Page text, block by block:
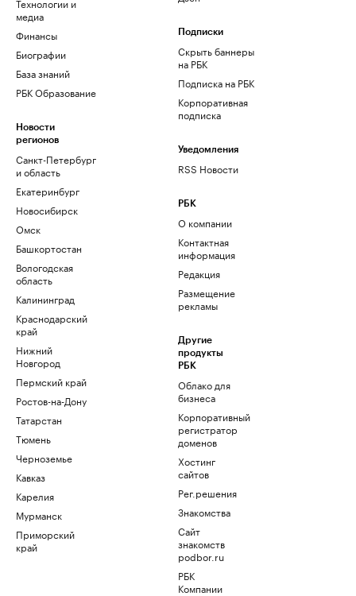
медиа
Финансы
Биографии
База знаний
РБК Образование
Новости
регионов
Санкт-Петербург
и область
Екатеринбург
Новосибирск
Омск
Башкортостан
Вологодская
область
Калининград
Краснодарский
край
Нижний
Новгород
Пермский край
Ростов-на-Дону
Татарстан
Тюмень
Черноземье
Кавказ
Карелия
Мурманск
Приморский
край
Подписки
Скрыть баннеры
на РБК
Подписка на РБК
Корпоративная
подписка
Уведомления
RSS Новости
РБК
О компании
Контактная
информация
Редакция
Размещение
рекламы
Другие
продукты
РБК
Облако для
бизнеса
Корпоративный
регистратор
доменов
Хостинг
сайтов
Рег.решения
Знакомства
Сайт
знакомств
podbor.ru
РБК
Компании